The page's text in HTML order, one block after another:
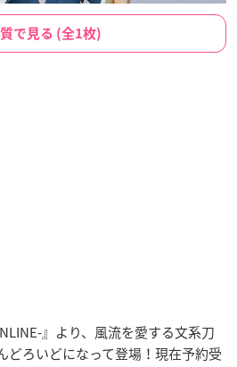
で見る (全1枚)
』より、風流を愛する文系刀
どろいどになって登場！現在予約受